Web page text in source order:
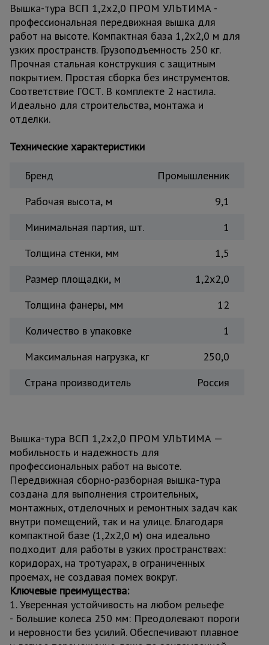
Штукатурные
комплекты
Сварочные
аппараты
Металл и
металлообработка
Вышка-тура ВСП 1,2x2,0 ПРОМ УЛЬТИМА -
профессиональная передвижная вышка для
работ на высоте. Компактная база 1,2x2,0 м для
узких пространств. Грузоподъемность 250 кг.
Прочная стальная конструкция с защитным
покрытием. Простая сборка без инструментов.
Соответствие ГОСТ. В комплекте 2 настила.
Идеально для строительства, монтажа и
отделки.
Технические характеристики
Бренд
Промышленник
Рабочая высота, м
9,1
Минимальная партия, шт.
1
Толщина стенки, мм
1,5
Размер площадки, м
1,2x2,0
Толщина фанеры, мм
12
Количество в упаковке
1
Максимальная нагрузка, кг
250,0
Страна производитель
Россия
Вышка-тура ВСП 1,2x2,0 ПРОМ УЛЬТИМА —
мобильность и надежность для
профессиональных работ на высоте.
Передвижная сборно-разборная вышка-тура
создана для выполнения строительных,
монтажных, отделочных и ремонтных задач как
внутри помещений, так и на улице. Благодаря
компактной базе (1,2x2,0 м) она идеально
подходит для работы в узких пространствах:
коридорах, на тротуарах, в ограниченных
проемах, не создавая помех вокруг.
Ключевые преимущества:
1. Уверенная устойчивость на любом рельефе
- Большие колеса 250 мм: Преодолевают пороги
и неровности без усилий. Обеспечивают плавное